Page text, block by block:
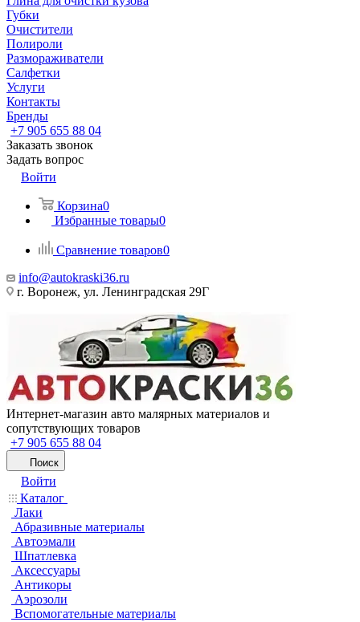
Губки
Очистители
Полироли
Размораживатели
Салфетки
Услуги
Контакты
Бренды
+7 905 655 88 04
Заказать звонок
Задать вопрос
Войти
Корзина0
Избранные товары0
Сравнение товаров0
info@autokraski36.ru
г. Воронеж, ул. Ленинградская 29Г
Интернет-магазин авто малярных материалов и
сопутствующих товаров
+7 905 655 88 04
Поиск
Войти
Каталог
Лаки
Абразивные материалы
Автоэмали
Шпатлевка
Аксессуары
Антикоры
Аэрозоли
Вспомогательные материалы